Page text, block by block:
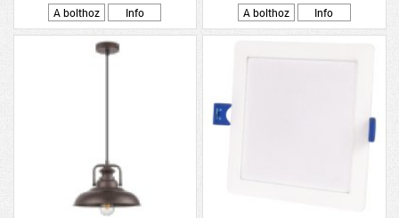
A bolthoz
Info
A bolthoz
Info